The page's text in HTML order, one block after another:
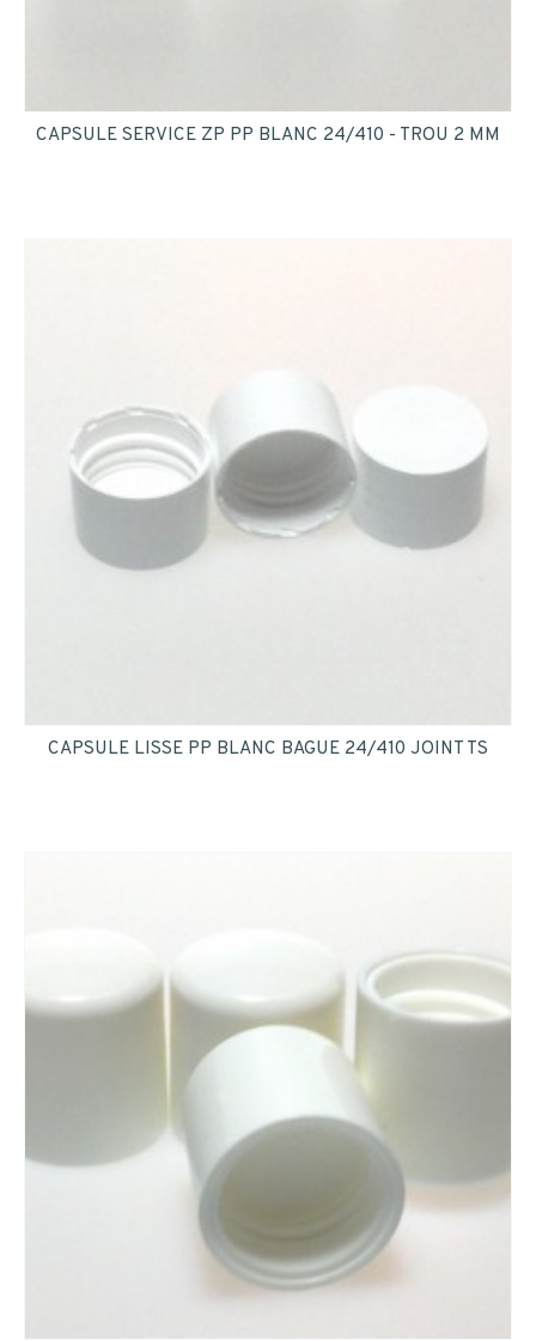
CAPSULE SERVICE ZP PP BLANC 24/410 - TROU 2 MM
CAPSULE LISSE PP BLANC BAGUE 24/410 JOINT TS